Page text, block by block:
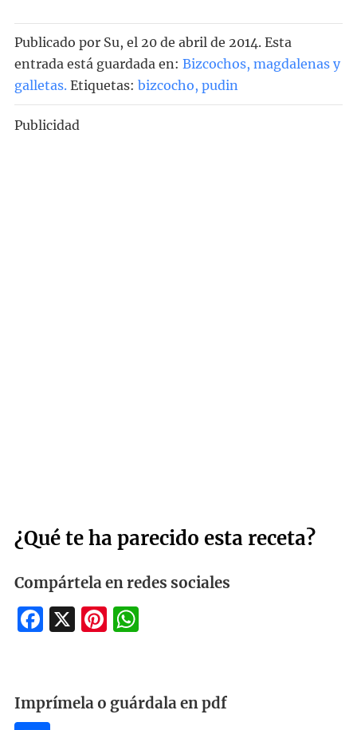
Publicado por Su, el 20 de abril de 2014. Esta
entrada está guardada en: Bizcochos, magdalenas y
galletas. Etiquetas: bizcocho, pudin
Publicidad
¿Qué te ha parecido esta receta?
Compártela en redes sociales
Facebook
X Pinterest
WhatsApp
Imprímela o guárdala en pdf